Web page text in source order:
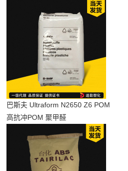
巴斯夫 Ultraform N2650 Z6 POM
高抗冲POM 聚甲醛